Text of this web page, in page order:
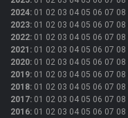
2024: 01 02 03 04 05 06 07 08
2023: 01 02 03 04 05 06 07 08
2022: 01 02 03 04 05 06 07 08
2021 : 01 02 03 04 05 06 07 08
2020: 01 02 03 04 05 06 07 08
2019: 01 02 03 04 05 06 07 08
2018: 01 02 03 04 05 06 07 08
2017: 01 02 03 04 05 06 07 08
2016: 01 02 03 04 05 06 07 08